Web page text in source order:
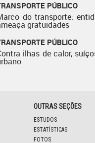
PÚBLICO
do transporte:
gratuidades
PÚBLICO
ilhas de calor,
OUTRAS SEÇÕES
ESTUDOS
ESTATÍSTICAS
FOTOS